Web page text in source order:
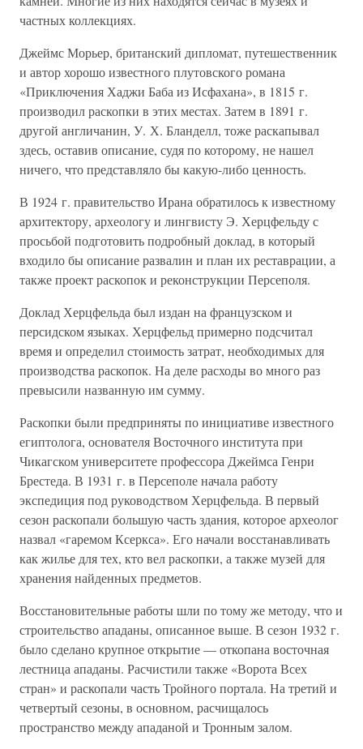
частных коллекциях.
Джеймс Морьер, британский дипломат, путешественник
и автор хорошо известного плутовского романа
«Приключения Хаджи Баба из Исфахана», в 1815 г.
производил раскопки в этих местах. Затем в 1891 г.
другой англичанин, У. Х. Бланделл, тоже раскапывал
здесь, оставив описание, судя по которому, не нашел
ничего, что представляло бы какую-либо ценность.
В 1924 г. правительство Ирана обратилось к известному
архитектору, археологу и лингвисту Э. Херцфельду с
просьбой подготовить подробный доклад, в который
входило бы описание развалин и план их реставрации, а
также проект раскопок и реконструкции Персеполя.
Доклад Херцфельда был издан на французском и
персидском языках. Херцфельд примерно подсчитал
время и определил стоимость затрат, необходимых для
производства раскопок. На деле расходы во много раз
превысили названную им сумму.
Раскопки были предприняты по инициативе известного
египтолога, основателя Восточного института при
Чикагском университете профессора Джеймса Генри
Брестеда. В 1931 г. в Персеполе начала работу
экспедиция под руководством Херцфельда. В первый
сезон раскопали большую часть здания, которое археолог
назвал «гаремом Ксеркса». Его начали восстанавливать
как жилье для тех, кто вел раскопки, а также музей для
хранения найденных предметов.
Восстановительные работы шли по тому же методу, что и
строительство ападаны, описанное выше. В сезон 1932 г.
было сделано крупное открытие — откопана восточная
лестница ападаны. Расчистили также «Ворота Всех
стран» и раскопали часть Тройного портала. На третий и
четвертый сезоны, в основном, расчищалось
пространство между ападаной и Тронным залом.